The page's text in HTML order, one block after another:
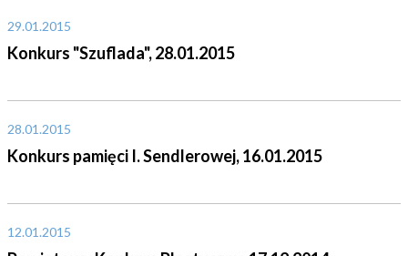
29.01.2015
Konkurs "Szuflada", 28.01.2015
28.01.2015
Konkurs pamięci I. Sendlerowej, 16.01.2015
12.01.2015